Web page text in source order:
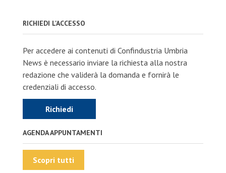
RICHIEDI L'ACCESSO
Per accedere ai contenuti di Confindustria Umbria
News è necessario inviare la richiesta alla nostra
redazione che validerà la domanda e fornirà le
credenziali di accesso.
Richiedi
AGENDA APPUNTAMENTI
Scopri tutti